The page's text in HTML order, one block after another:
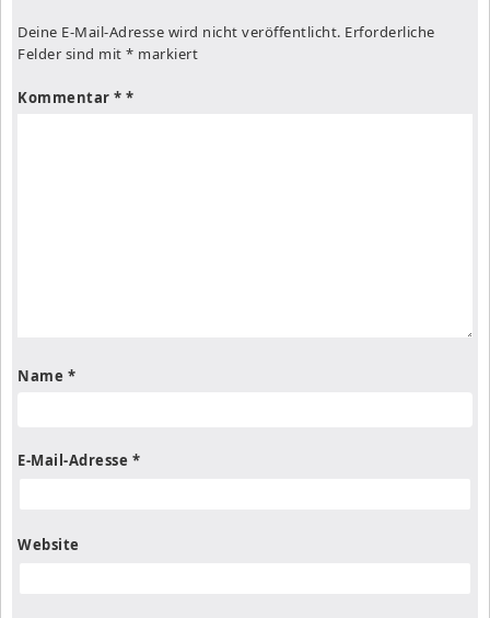
Deine E-Mail-Adresse wird nicht veröffentlicht. Erforderliche
Felder sind mit * markiert
Kommentar *
Name *
E-Mail-Adresse *
Website